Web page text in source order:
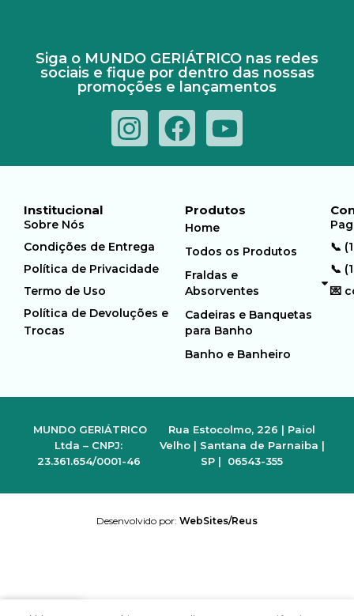
Siga o MUNDO GERIÁTRICO nas redes
sociais e fique por dentro das nossas
promoções e lançamentos
Institucional
Sobre Nós
Condições de Entrega
Política de Privacidade
Termo de Uso
Política de Devoluções e
Trocas
Produtos
Home
Todos os Produtos
Fraldas e
Absorventes
Cadeiras e Banquetas
para Banho
Banho e Banheiro
📞
📞
💌
MUNDO GERIÁTRICO
Ltda – CNPJ:
23.361.654/0001-46
Rua Estocolmo, 226 | Paiol
Velho | Santana de Parnaiba |
SP | 06543-355
Desenvolvido por: WebSites/Reus